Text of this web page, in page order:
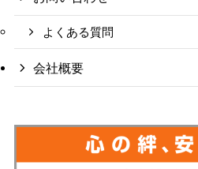
よくある質問
会社概要